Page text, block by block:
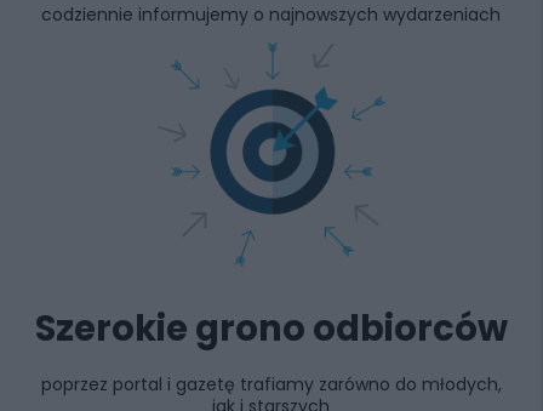
codziennie informujemy o najnowszych wydarzeniach
Szerokie grono odbiorców
poprzez portal i gazetę trafiamy zarówno do młodych,
jak i starszych